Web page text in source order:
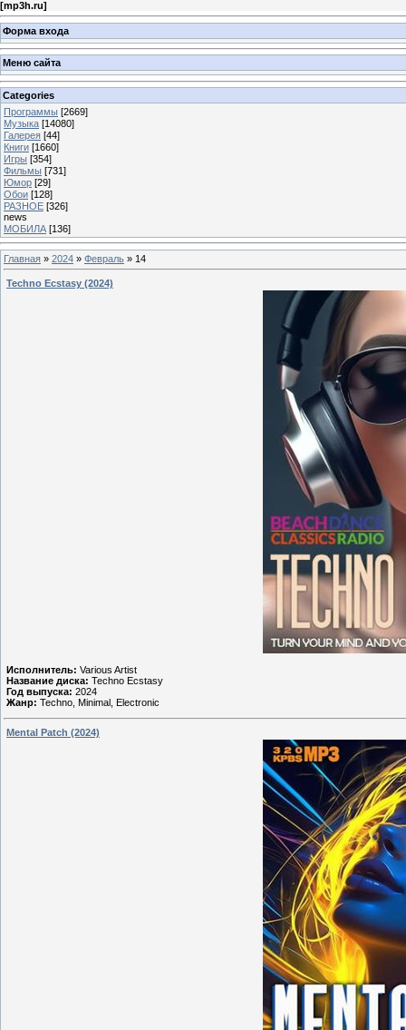
[mp3h.ru]
Форма входа
Меню сайта
Categories
Программы [2669]
Музыка [14080]
Галерея [44]
Книги [1660]
Игры [354]
Фильмы [731]
Юмор [29]
Обои [128]
РАЗНОЕ [326]
news
МОБИЛА [136]
Главная » 2024 » Февраль » 14
Techno Ecstasy (2024)
Исполнитель: Various Artist
Название диска: Techno Ecstasy
Год выпуска: 2024
Жанр: Techno, Minimal, Electronic
Mental Patch (2024)